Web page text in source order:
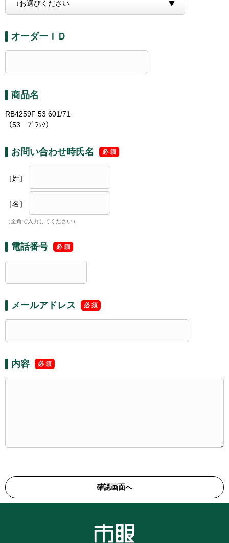
オーダーＩＤ
商品名
RB4259F 53 601/71
（53 ﾌﾞﾗｯｸ）
お問い合わせ時氏名
［姓］
［名］
（全角で入力してください）
電話番号
メールアドレス
内容